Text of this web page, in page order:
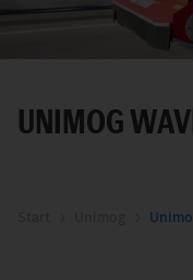
Servicio
Español
UNIMOG